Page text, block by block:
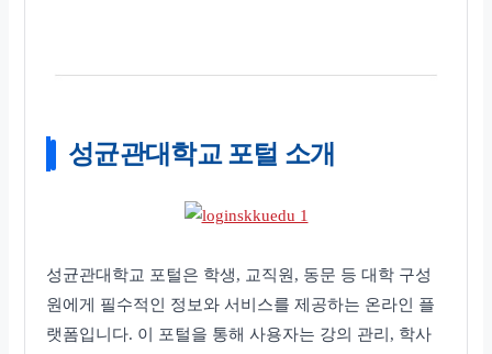
성균관대학교 포털 소개
성균관대학교 포털은 학생, 교직원, 동문 등 대학 구성
원에게 필수적인 정보와 서비스를 제공하는 온라인 플
랫폼입니다. 이 포털을 통해 사용자는 강의 관리, 학사